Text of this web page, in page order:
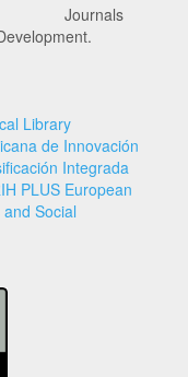
Journals
Library
de Innovación
Integrada
PLUS European
Social